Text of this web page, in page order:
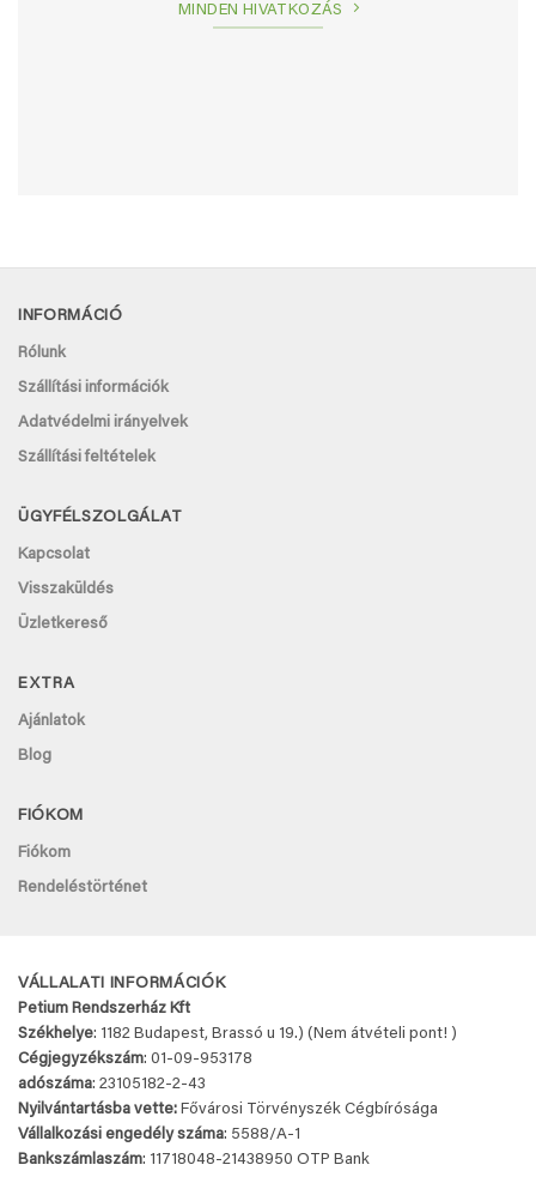
MINDEN HIVATKOZÁS
INFORMÁCIÓ
Rólunk
Szállítási információk
Adatvédelmi irányelvek
Szállítási feltételek
ÜGYFÉLSZOLGÁLAT
Kapcsolat
Visszaküldés
Üzletkereső
EXTRA
Ajánlatok
Blog
FIÓKOM
Fiókom
Rendeléstörténet
VÁLLALATI INFORMÁCIÓK
Petium Rendszerház Kft
Székhelye: 1182 Budapest, Brassó u 19.) (Nem átvételi pont! )
Cégjegyzékszám: 01-09-953178
adószáma: 23105182-2-43
Nyilvántartásba vette: Fővárosi Törvényszék Cégbírósága
Vállalkozási engedély száma: 5588/A-1
Bankszámlaszám: 11718048-21438950 OTP Bank